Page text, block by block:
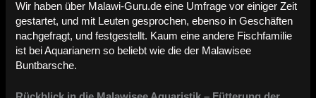
Wir haben über Malawi-Guru.de eine Umfrage vor einiger Zeit
gestartet, und mit Leuten gesprochen, ebenso in Geschäften
nachgefragt, und festgestellt. Kaum eine andere Fischfamilie
ist bei Aquarianern so beliebt wie die der Malawisee
Buntbarsche.